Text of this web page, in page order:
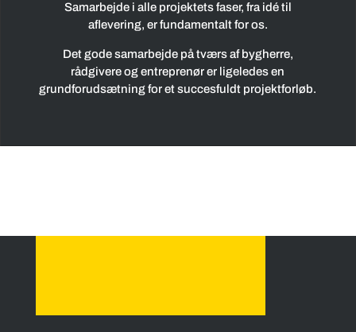
Samarbejde i alle projektets faser, fra idé til
aflevering, er fundamentalt for os.
Det gode samarbejde på tværs af bygherre,
rådgivere og entreprenør er ligeledes en
grundforudsætning for et succesfuldt projektforløb.